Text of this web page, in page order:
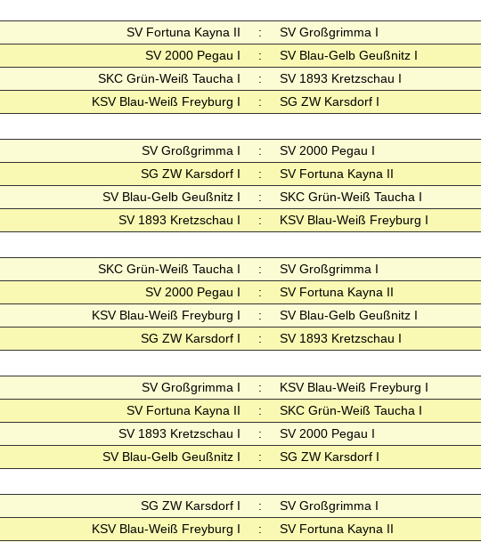
SV Fortuna Kayna II : SV Großgrimma I
SV 2000 Pegau I : SV Blau-Gelb Geußnitz I
SKC Grün-Weiß Taucha I : SV 1893 Kretzschau I
KSV Blau-Weiß Freyburg I : SG ZW Karsdorf I
SV Großgrimma I : SV 2000 Pegau I
SG ZW Karsdorf I : SV Fortuna Kayna II
SV Blau-Gelb Geußnitz I : SKC Grün-Weiß Taucha I
SV 1893 Kretzschau I : KSV Blau-Weiß Freyburg I
SKC Grün-Weiß Taucha I : SV Großgrimma I
SV 2000 Pegau I : SV Fortuna Kayna II
KSV Blau-Weiß Freyburg I : SV Blau-Gelb Geußnitz I
SG ZW Karsdorf I : SV 1893 Kretzschau I
SV Großgrimma I : KSV Blau-Weiß Freyburg I
SV Fortuna Kayna II : SKC Grün-Weiß Taucha I
SV 1893 Kretzschau I : SV 2000 Pegau I
SV Blau-Gelb Geußnitz I : SG ZW Karsdorf I
SG ZW Karsdorf I : SV Großgrimma I
KSV Blau-Weiß Freyburg I : SV Fortuna Kayna II